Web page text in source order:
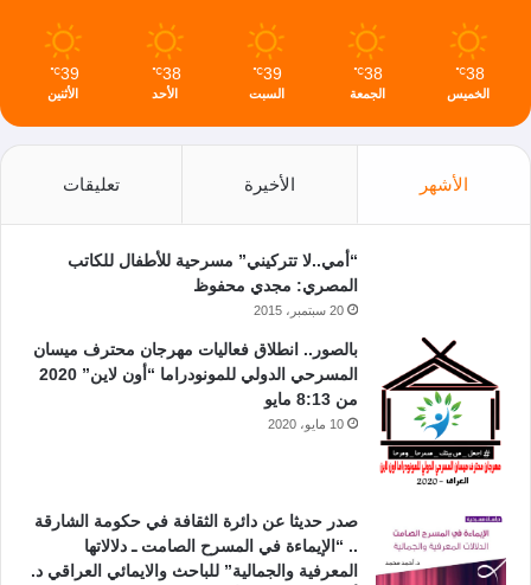
38
℃
الخميس
38
℃
الجمعة
39
℃
السبت
38
℃
الأحد
39
℃
الأثنين
الأشهر الأخيرة تعليقات
“أمي..لا تتركيني” مسرحية للأطفال للكاتب
المصري: مجدي محفوظ
20 سبتمبر، 2015
بالصور.. انطلاق فعاليات مهرجان محترف ميسان
المسرحي الدولي للمونودراما “أون لاين” 2020
من 8:13 مايو
10 مايو، 2020
صدر حديثا عن دائرة الثقافة في حكومة الشارقة
.. “الإيماءة في المسرح الصامت ـ دلالاتها
المعرفية والجمالية” للباحث والايمائي العراقي د.